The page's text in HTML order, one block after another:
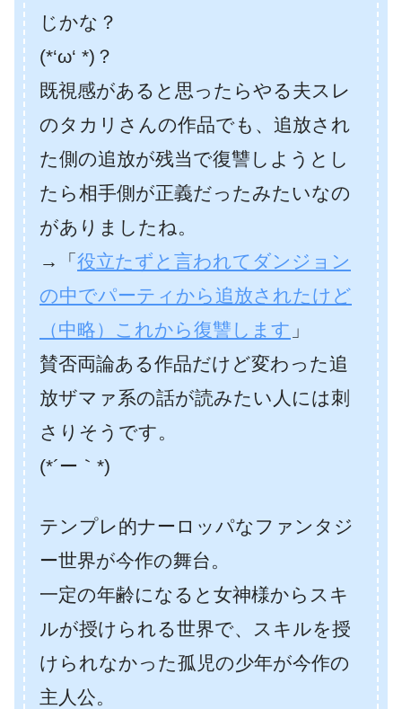
じかな？
(*‘ω‘ *)？
既視感があると思ったらやる夫スレ
のタカリさんの作品でも、追放され
た側の追放が残当で復讐しようとし
たら相手側が正義だったみたいなの
がありましたね。
→「 役立たずと言われてダンジョン
の中でパーティから追放されたけど
（中略）これから復讐します 」
賛否両論ある作品だけど変わった追
放ザマァ系の話が読みたい人には刺
さりそうです。
(*´ー｀*)
テンプレ的ナーロッパなファンタジ
ー世界が今作の舞台。
一定の年齢になると女神様からスキ
ルが授けられる世界で、スキルを授
けられなかった孤児の少年が今作の
主人公。